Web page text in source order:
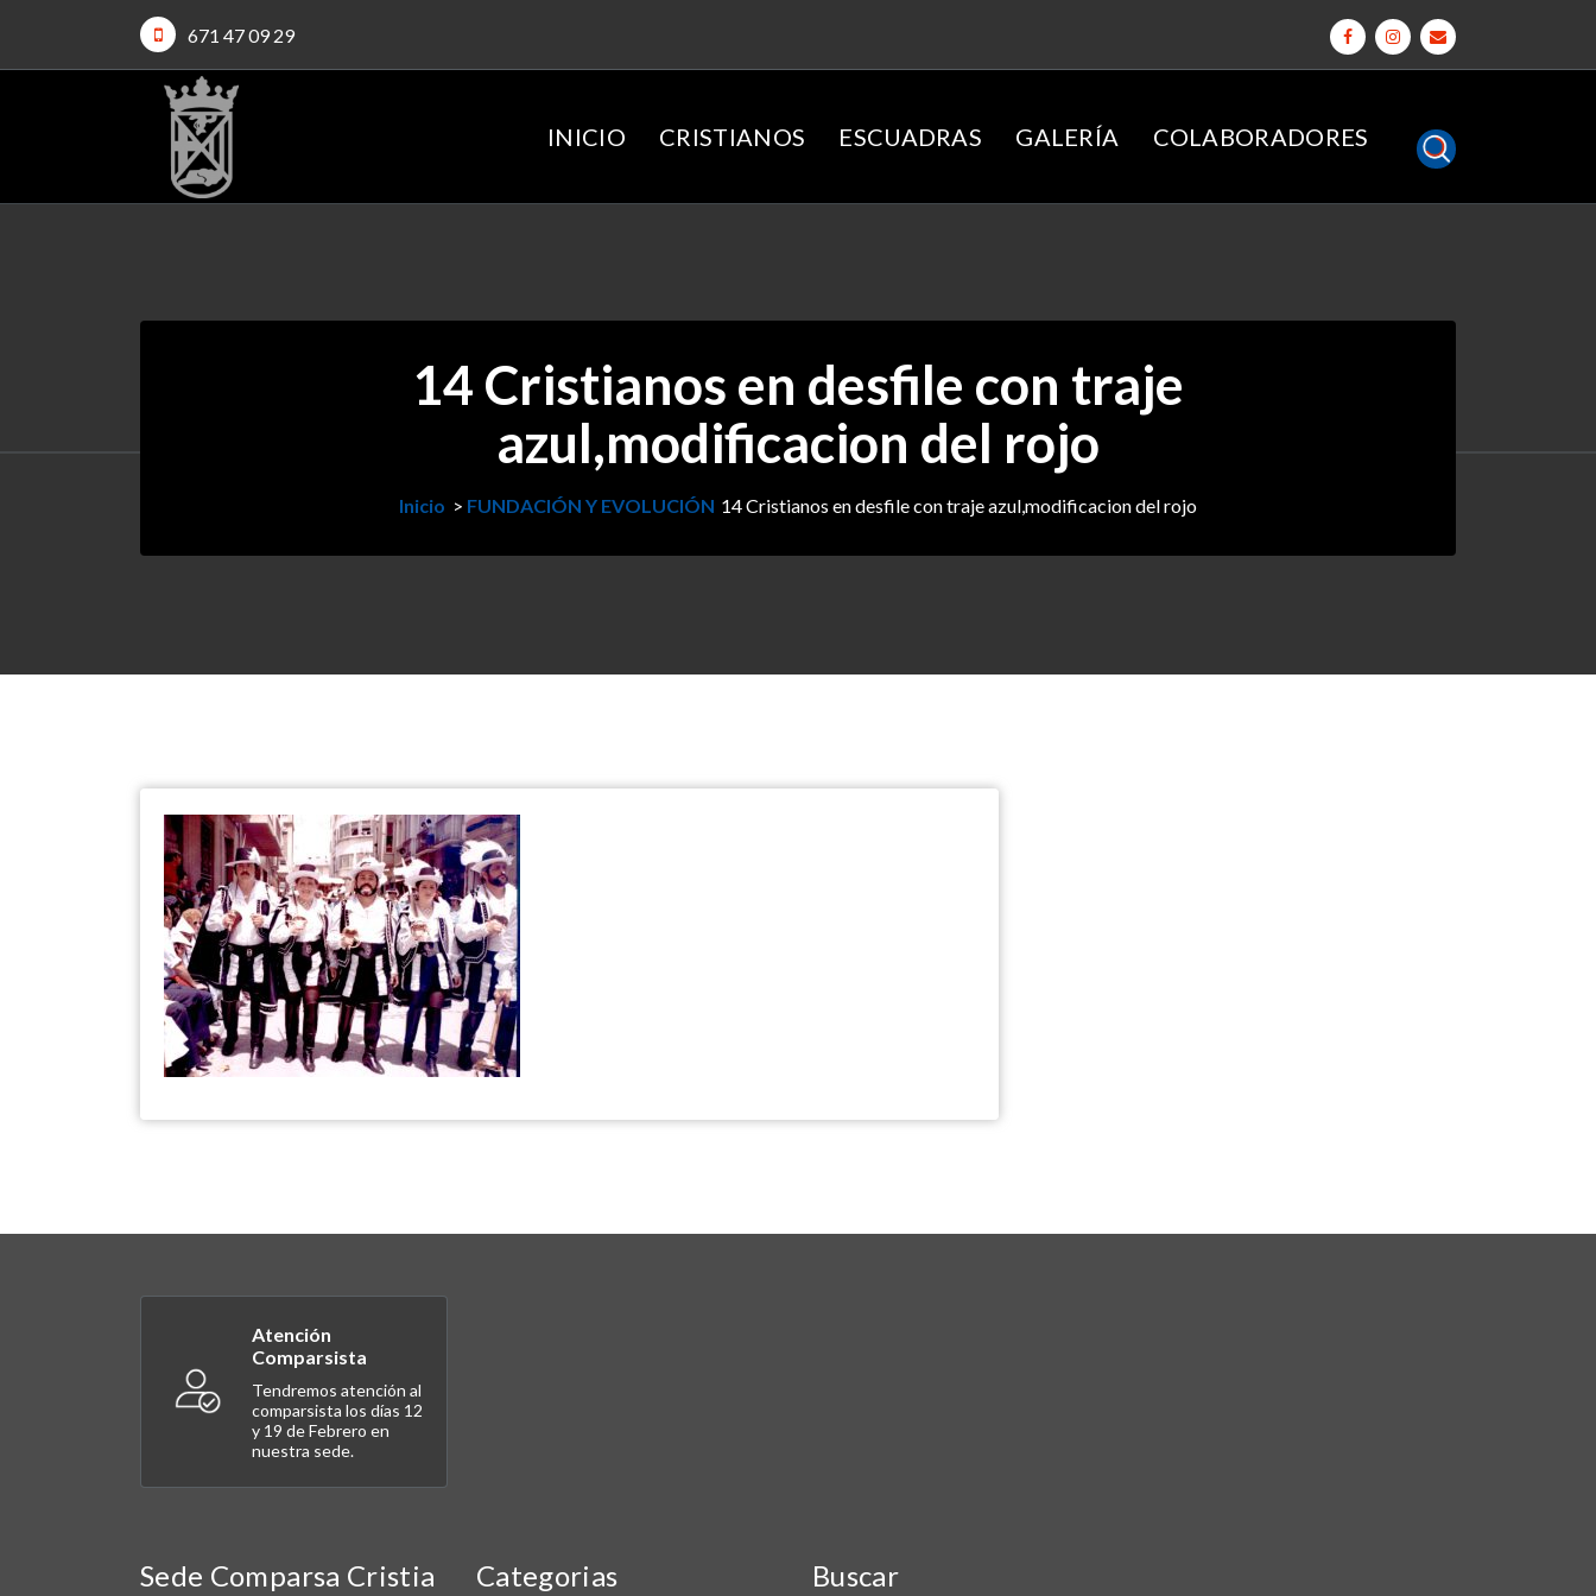
671 47 09 29
INICIO CRISTIANOS ESCUADRAS GALERÍA COLABORADORES
14 Cristianos en desfile con traje
azul,modificacion del rojo
Inicio > FUNDACIÓN Y EVOLUCIÓN 14 Cristianos en desfile con traje azul,modificacion del rojo
Atención
Comparsista
Tendremos atención al
comparsista los días 12
y 19 de Febrero en
nuestra sede.
Sede Comparsa Cristia
Categorias Buscar